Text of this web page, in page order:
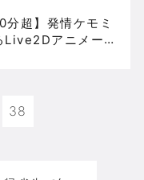
分超】発情ケモミ
アニメーシ
RJ01602082
38